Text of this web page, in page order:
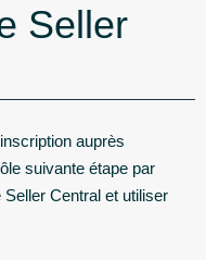
Seller
auprès
suivante étape par
Central et utiliser